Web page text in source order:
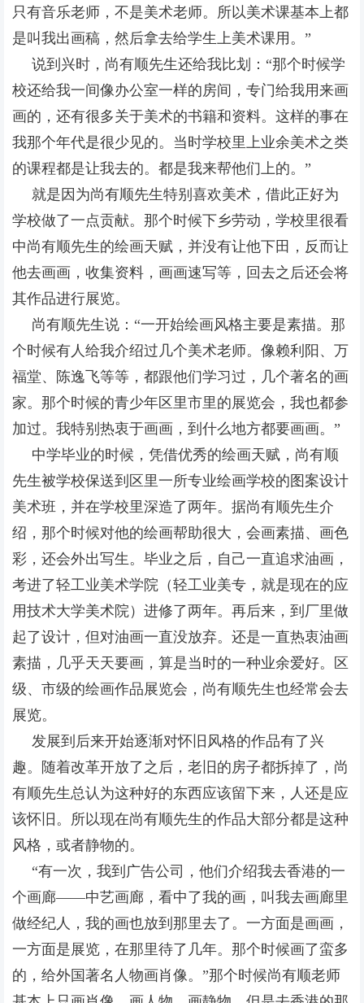
只有音乐老师，不是美术老师。所以美术课基本上都
是叫我出画稿，然后拿去给学生上美术课用。”
说到兴时，尚有顺先生还给我比划：“那个时候学
校还给我一间像办公室一样的房间，专门给我用来画
画的，还有很多关于美术的书籍和资料。这样的事在
我那个年代是很少见的。当时学校里上业余美术之类
的课程都是让我去的。都是我来帮他们上的。”
就是因为尚有顺先生特别喜欢美术，借此正好为
学校做了一点贡献。那个时候下乡劳动，学校里很看
中尚有顺先生的绘画天赋，并没有让他下田，反而让
他去画画，收集资料，画画速写等，回去之后还会将
其作品进行展览。
尚有顺先生说：“一开始绘画风格主要是素描。那
个时候有人给我介绍过几个美术老师。像赖利阳、万
福堂、陈逸飞等等，都跟他们学习过，几个著名的画
家。那个时候的青少年区里市里的展览会，我也都参
加过。我特别热衷于画画，到什么地方都要画画。 ”
中学毕业的时候，凭借优秀的绘画天赋，尚有顺
先生被学校保送到区里一所专业绘画学校的图案设计
美术班，并在学校里深造了两年。据尚有顺先生介
绍，那个时候对他的绘画帮助很大，会画素描、画色
彩，还会外出写生。 毕业之后，自己一直追求油画，
考进了轻工业美术学院（轻工业美专，就是现在的应
用技术大学美术院）进修了两年。再后来，到 厂里做
起了设计，但对油画一直没放弃。还是一直热衷油画
素描，几乎天天要画，算是当时的一种业余爱好。
区
级、市级的绘画作品展览会，尚有顺先生也经常会去
展览。
发展到后来开始逐渐对怀旧风格的作品有了兴
趣。随着改革开放了之后，老旧的房子都拆掉了，尚
有顺先生总认为这种好的东西应该留下来，人还是应
该怀旧。所以现在尚有顺先生的作品大部分都是这种
风格，或者静物的。
“有一次，我到广告公司，他们介绍我去香港的一
个画廊——中艺画廊，看中了我的画，叫我去画廊里
做经纪人，我的画也放到那里去了。一方面是画画，
一方面是展览，在那里待了几年。那个时候画了蛮多
的，给外国著名人物画肖像。”那个时候尚有顺老师